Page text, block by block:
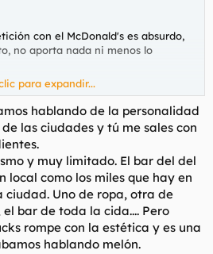
con el McDonald's es absurdo,
no aporta nada ni menos lo
para la salud que llevan esas
Y lo seguirá siendo por mucho
por vicio, macho.
para expandir...
hablando de la personalidad
las ciudades y tú me sales con
y muy limitado. El bar del del
local como los miles que hay en
ciudad. Uno de ropa, otra de
bar de toda la cida.... Pero
rompe con la estética y es una
hablando melón.